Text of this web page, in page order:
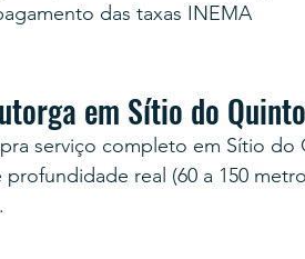
das taxas INEMA
em Sítio do
serviço completo em Sítio do
real (60 a 150